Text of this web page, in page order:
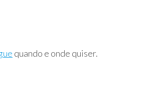
quando e onde quiser.